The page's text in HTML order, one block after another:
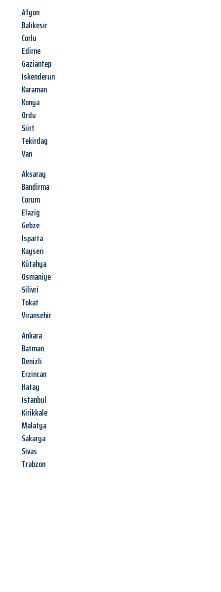
Afyon
Balikesir
Corlu
Edirne
Gaziantep
Iskenderun
Karaman
Konya
Ordu
Siirt
Tekirdag
Van
Aksaray
Bandirma
Corum
Elazig
Gebze
Isparta
Kayseri
Kütahya
Osmaniye
Silivri
Tokat
Viransehir
Ankara
Batman
Denizli
Erzincan
Hatay
Istanbul
Kirikkale
Malatya
Sakarya
Sivas
Trabzon